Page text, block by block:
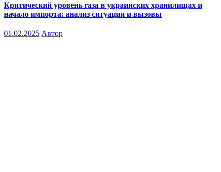
Критический уровень газа в украинских хранилищах и
начало импорта: анализ ситуации и вызовы
01.02.2025 Автор